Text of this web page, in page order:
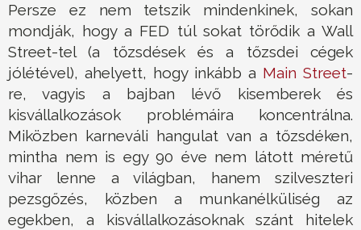
Persze ez nem tetszik mindenkinek, sokan
mondják, hogy a FED túl sokat törődik a Wall
Street-tel (a tőzsdések és a tőzsdei cégek
jólétével), ahelyett, hogy inkább a Main Street-
re, vagyis a bajban lévő kisemberek és
kisvállalkozások problémáira koncentrálna.
Miközben karneváli hangulat van a tőzsdéken,
mintha nem is egy 90 éve nem látott méretű
vihar lenne a világban, hanem szilveszteri
pezsgőzés, közben a munkanélküliség az
egekben, a kisvállalkozásoknak szánt hitelek